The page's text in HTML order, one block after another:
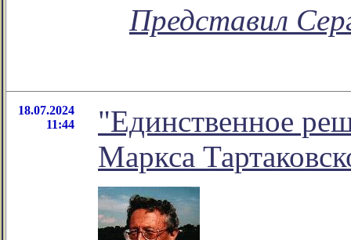
Представил
18.07.2024
11:44
"Единственное
Маркса